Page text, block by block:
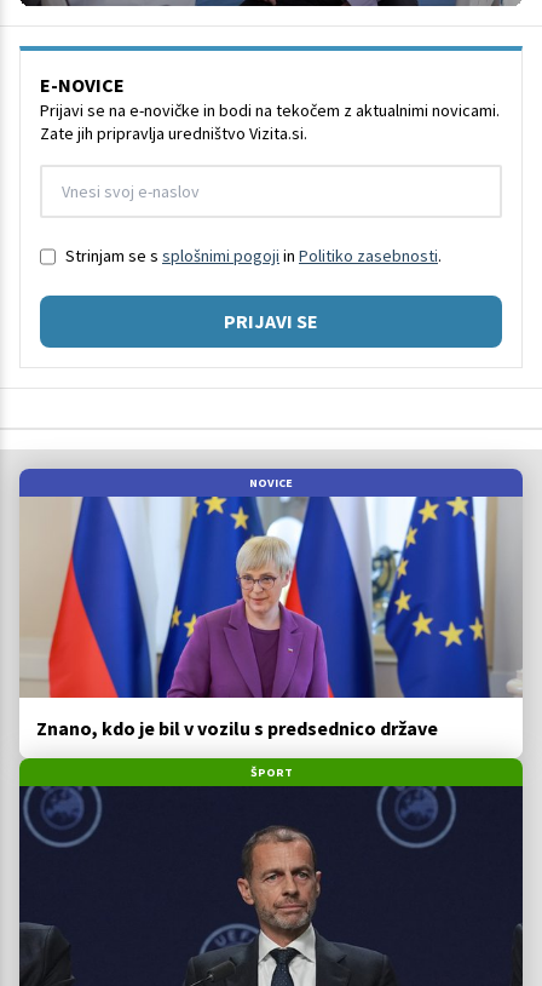
E-NOVICE
Prijavi se na e-novičke in bodi na tekočem z aktualnimi novicami.
Zate jih pripravlja uredništvo Vizita.si.
Strinjam se s splošnimi pogoji in Politiko zasebnosti.
PRIJAVI SE
NOVICE
Znano, kdo je bil v vozilu s predsednico države
ŠPORT